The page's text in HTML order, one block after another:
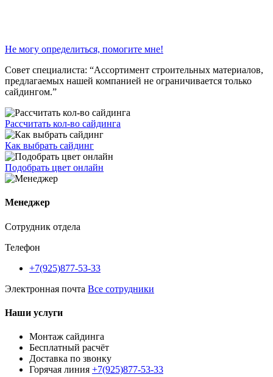
Не могу определиться, помогите мне!
Совет специалиста: “Ассортимент строительных материалов,
предлагаемых нашей компанией не ограничивается только
сайдингом.”
Рассчитать кол-во сайдинга
Как выбрать сайдинг
Подобрать цвет онлайн
Менеджер
Сотрудник отдела
Телефон
+7(925)877-53-33
Электронная почта Все сотрудники
Наши услуги
Монтаж сайдинга
Бесплатный расчёт
Доставка по звонку
Горячая линия +7(925)877-53-33